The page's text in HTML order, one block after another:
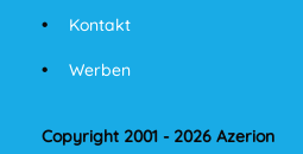
Kontakt
Werben
Copyright 2001 - 2026 Azerion